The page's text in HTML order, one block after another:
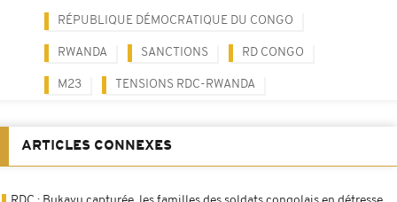
RÉPUBLIQUE DÉMOCRATIQUE DU CONGO
RWANDA SANCTIONS RD CONGO
M23 TENSIONS RDC-RWANDA
ARTICLES CONNEXES